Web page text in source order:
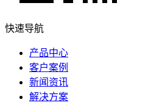
快速导航
产品中心
客户案例
新闻资讯
解决方案